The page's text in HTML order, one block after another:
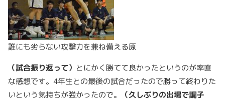
誰にも劣らない攻撃力を兼ね備える原
（試合振り返って） とにかく勝てて良かったというのが率直
な感想です。4年生との最後の試合だったので勝って終わりた
いという気持ちが強かったので。
（久しぶりの出場で調子